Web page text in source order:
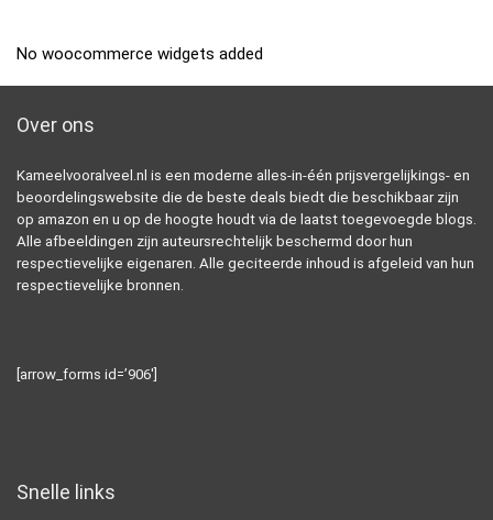
No woocommerce widgets added
Over ons
Kameelvooralveel.nl is een moderne alles-in-één prijsvergelijkings- en
beoordelingswebsite die de beste deals biedt die beschikbaar zijn
op amazon en u op de hoogte houdt via de laatst toegevoegde blogs.
Alle afbeeldingen zijn auteursrechtelijk beschermd door hun
respectievelijke eigenaren. Alle geciteerde inhoud is afgeleid van hun
respectievelijke bronnen.
[arrow_forms id=’906′]
Snelle links